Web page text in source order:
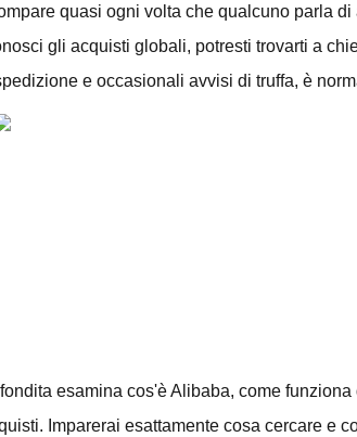
quasi ogni volta che qualcuno parla
gli acquisti globali, potresti trovarti a
e occasionali avvisi di truffa, è
esamina cos'è Alibaba, come
Imparerai esattamente cosa cercare e